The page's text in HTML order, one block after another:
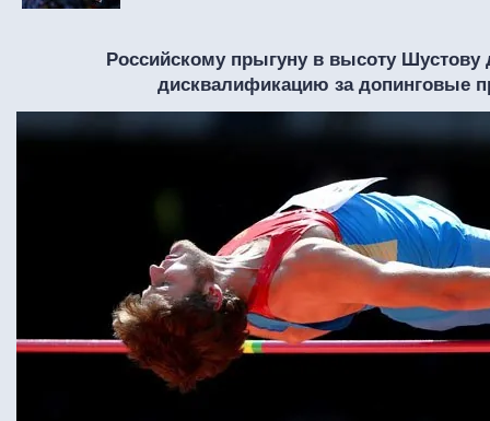
Российскому прыгуну в высоту
дисквалификацию за допинговые